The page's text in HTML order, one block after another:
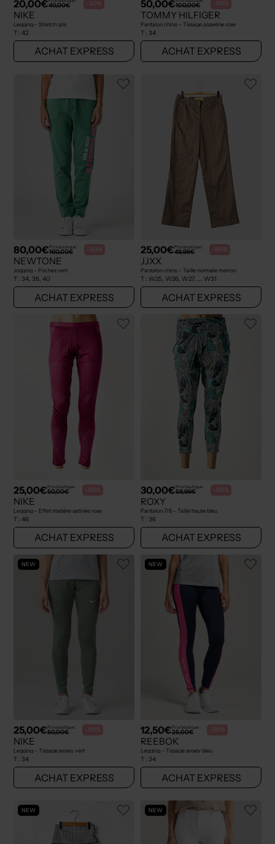
20,00€40,00€ -50%
NIKE
Legging - Stretch gris
T : 42
ACHAT EXPRESS
50,00€100,00€ -50%
TOMMY HILFIGER
Pantalon chino - Tissage popeline rose
T : 34
ACHAT EXPRESS
80,00€Prix boutique :
160,00€ -50%
NEWTONE
Jogging - Poches vert
T : 34, 36, 40
ACHAT EXPRESS
25,00€Prix boutique :
49,99€ -50%
JJXX
Pantalon chino - Taille normale marron
T : W25, W26, W27, ... W31
ACHAT EXPRESS
25,00€Prix boutique :
50,00€ -50%
NIKE
Legging - Effet matière satinée rose
T : 46
ACHAT EXPRESS
30,00€Prix boutique :
59,99€ -50%
ROXY
Pantalon 7/8 - Taille haute bleu
T : 36
ACHAT EXPRESS
NEW
25,00€Prix boutique :
50,00€ -50%
NIKE
Legging - Tissage jersey vert
T : 34
ACHAT EXPRESS
NEW
12,50€Prix boutique :
25,00€ -50%
REEBOK
Legging - Tissage jersey bleu
T : 34
ACHAT EXPRESS
NEW NEW